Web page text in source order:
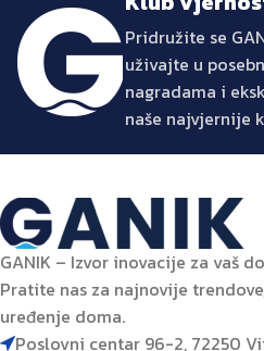
Pridružite se
uživajte u
nagradama i
naše najvjernije
GANIK – Izvor inovacije za vaš
Pratite nas za najnovije
uređenje doma.
Poslovni centar 96-2, 72250